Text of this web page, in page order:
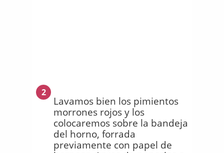
2
Lavamos bien los pimientos
morrones rojos y los
colocaremos sobre la bandeja
del horno, forrada
previamente con papel de